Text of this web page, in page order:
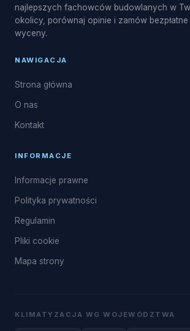
najlepszych fachowców budowlanych w
okolicy, porównaj opinie i zamów bezpłatne
wyceny.
NAWIGACJA
Strona główna
O nas
Kontakt
INFORMACJE
Informacje prawne
Polityka prywatności
Regulamin
Pliki cookie
Mapa strony
KLIMATYZACJA WG WOJEWÓDZTWA